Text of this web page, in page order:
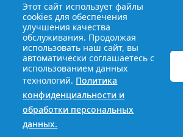
Аккредитационно —
Бережливый колледж
© 2013-2021 Краснодарский краевой
колледж
Политика
персональных данных
Этот сайт использует файлы
cookies для обеспечения
улучшения качества
обслуживания. Продолжая
использовать наш сайт, вы
автоматически соглашаетесь с
использованием данных
технологий. Политика
конфиденциальности и
обработки персональных
данных.